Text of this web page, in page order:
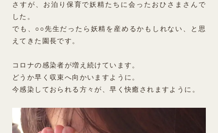
さすが、お泊り保育で妖精たちに会ったおひさまさんで
した。
でも、○○先生だったら妖精を産めるかもしれない、と思
えてきた園長です。
コロナの感染者が増え続けています。
どうか早く収束へ向かいますように。
今感染しておられる方々が、早く快癒されますように。